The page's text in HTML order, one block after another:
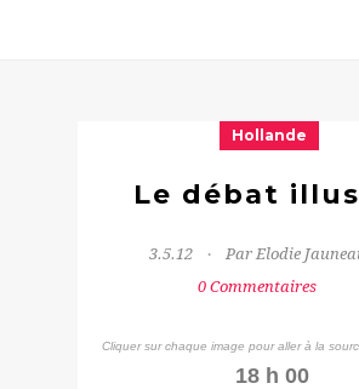
Hollande
Le débat
3.5.12
Par Elodie
0 Commentaires
Cliquer sur chaque image pour aller à la
18 h 00